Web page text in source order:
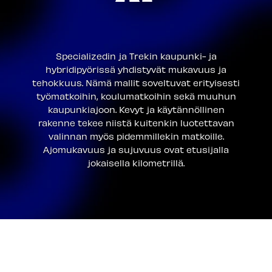
Specializedin ja Trekin kaupunki- ja
hybridipyörissä yhdistyvät mukavuus ja
tehokkuus. Nämä mallit soveltuvat erityisesti
työmatkoihin, koulumatkoihin sekä muuhun
kaupunkiajoon. Kevyt ja käytännöllinen
rakenne tekee niistä kuitenkin luotettavan
valinnan myös pidemmillekin matkoille.
Ajomukavuus ja sujuvuus ovat etusijalla
jokaisella kilometrillä.